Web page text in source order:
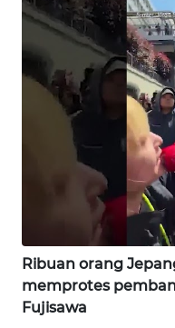
Ribuan orang
memprotes
Fujisawa
WN
KARO
WN
SIMALUNGUN
WN
LABUHANBATU
TENGAH
WN DELI
SERDANG